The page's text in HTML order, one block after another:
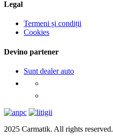
Legal
Termeni și condiții
Cookies
Devino partener
Sunt dealer auto
2025 Carmatik. All rights reserved.